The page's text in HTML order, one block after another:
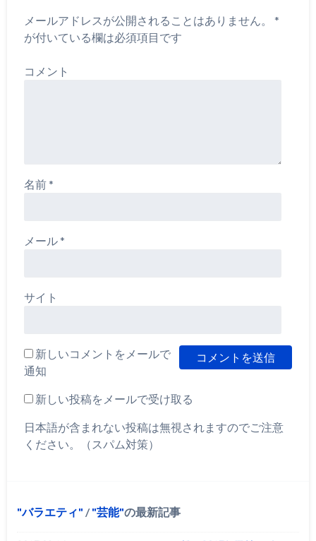
メールアドレスが公開されることはありません。
*
が付いている欄は必須項目です
コメント
名前*
メール*
サイト
新しいコメントをメールで
通知
新しい投稿をメールで受け取る
日本語が含まれない投稿は無視されますのでご注意
ください。（スパム対策）
バラエティ / 芸能 の最新記事